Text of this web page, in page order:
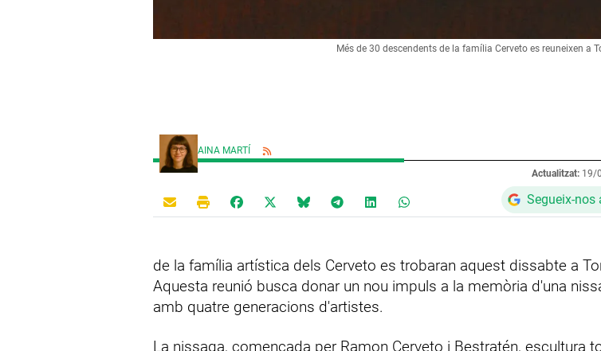
Més de 30 descendents de la família Cerveto es reuneixen
AINA MARTÍ
Actualitzat: 19/
Segueix-nos
de la família artística dels Cerveto es trobaran aquest dissabte a
Aquesta reunió busca donar un nou impuls a la memòria d'una
amb quatre generacions d'artistes.
La nissaga, començada per Ramon Cerveto i Bestratén, escultura